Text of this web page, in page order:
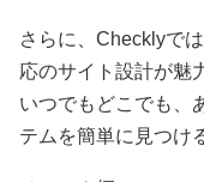
さらに、Checklyで
応のサイト設計が魅
いつでもどこでも、
テムを簡単に見つけ